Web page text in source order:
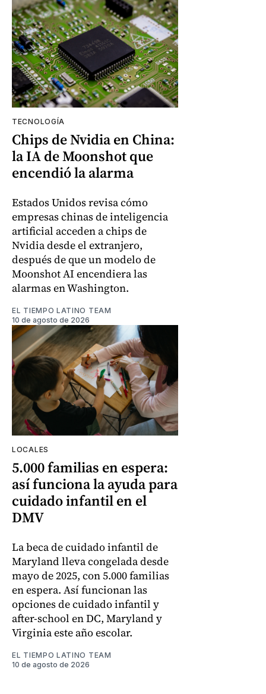
TECNOLOGÍA
Chips de Nvidia en China:
la IA de Moonshot que
encendió la alarma
Estados Unidos revisa cómo
empresas chinas de inteligencia
artificial acceden a chips de
Nvidia desde el extranjero,
después de que un modelo de
Moonshot AI encendiera las
alarmas en Washington.
EL TIEMPO LATINO TEAM
10 de agosto de 2026
LOCALES
5.000 familias en espera:
así funciona la ayuda para
cuidado infantil en el
DMV
La beca de cuidado infantil de
Maryland lleva congelada desde
mayo de 2025, con 5.000 familias
en espera. Así funcionan las
opciones de cuidado infantil y
after-school en DC, Maryland y
Virginia este año escolar.
EL TIEMPO LATINO TEAM
10 de agosto de 2026